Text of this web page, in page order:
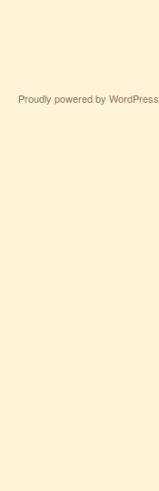
Proudly powered by WordPress